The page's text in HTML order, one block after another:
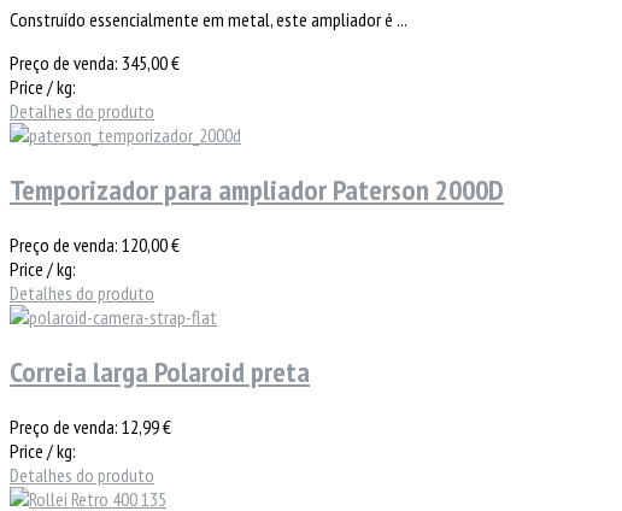
Construído essencialmente em metal, este ampliador é ...
Preço de venda: 345,00 €
Price / kg:
Detalhes do produto
Temporizador para ampliador Paterson 2000D
Preço de venda: 120,00 €
Price / kg:
Detalhes do produto
Correia larga Polaroid preta
Preço de venda: 12,99 €
Price / kg:
Detalhes do produto